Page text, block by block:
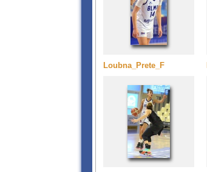
Loubna_Prete_F